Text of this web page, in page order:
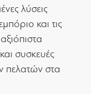
λύσεις
και τις
συσκευές
πελατών στα